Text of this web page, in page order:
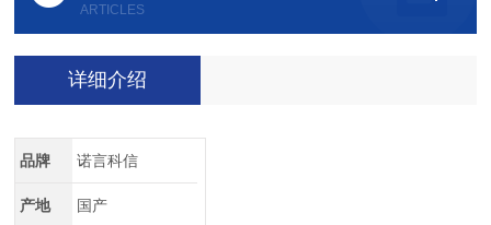
ARTICLES
详细介绍
品牌 诺言科信
产地 国产